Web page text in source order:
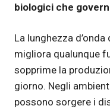
biologici che
La lunghezza
migliora qualunque
sopprime la
giorno. Negli
possono sorgere i